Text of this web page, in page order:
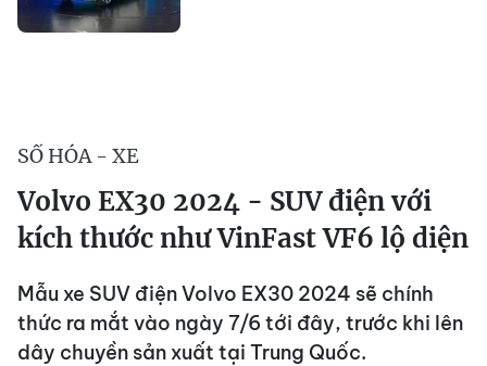
SỐ HÓA - XE
Volvo EX30 2024 - SUV điện với
kích thước như VinFast VF6 lộ diện
Mẫu xe SUV điện Volvo EX30 2024 sẽ chính
thức ra mắt vào ngày 7/6 tới đây, trước khi lên
dây chuyền sản xuất tại Trung Quốc.